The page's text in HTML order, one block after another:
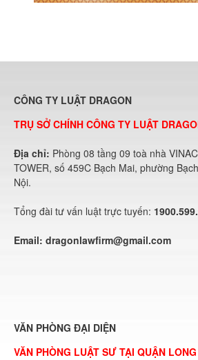
CÔNG TY LUẬT DRAGON
TRỤ SỞ CHÍNH CÔNG TY LUẬT
Địa chỉ: Phòng 08 tầng 09 toà nhà
TOWER, số 459C Bạch Mai, phường
Nội.
Tổng đài tư vấn luật trực tuyến:
Email: dragonlawfirm@gmail.com
VĂN PHÒNG ĐẠI DIỆN
VĂN PHÒNG LUẬT SƯ TẠI QUẬN